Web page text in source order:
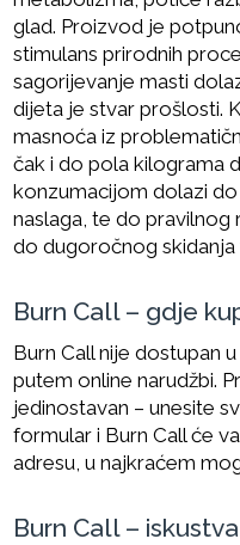
glad. Proizvod je
stimulans prirodnih
sagorijevanje masti
dijeta je stvar prošlosti.
masnoća iz
čak i do pola kilograma
konzumacijom dolazi
naslaga, te do
do dugoročnog skidanja
Burn Call – gdje
Burn Call nije dostupan
putem online narudžbi.
jedinostavan – unesite
formular i Burn Call će
adresu, u najkraćem
Burn Call –